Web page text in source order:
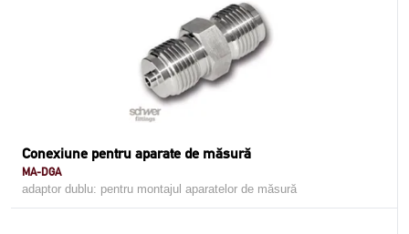
Conexiune pentru aparate de măsură
MA-DGA
adaptor dublu: pentru montajul aparatelor de măsură